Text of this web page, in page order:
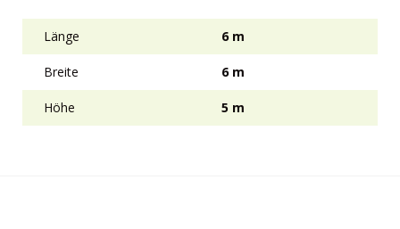
Länge 6 m
Breite 6 m
Höhe 5 m